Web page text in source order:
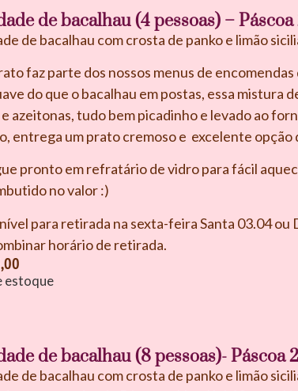
de bacalhau (4 pessoas) –
de bacalhau com crosta de panko e limão
faz parte dos nossos menus de
do que o bacalhau em postas, essa
azeitonas, tudo bem picadinho e levado ao
entrega um prato cremoso e excelente opção
pronto em refratário de vidro para fácil
no valor :)
para retirada na sexta-feira Santa 03.04
horário de retirada.
estoque
de bacalhau (8 pessoas)- Páscoa
de bacalhau com crosta de panko e limão